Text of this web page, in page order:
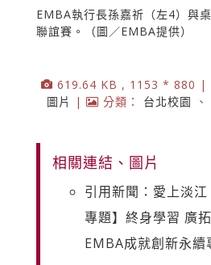
EMBA執行長孫嘉祈（左4）與
聯誼賽。（圖／EMBA提供）
619.64 KB , 1153 * 880 |
圖片
| 分類： 台北校園 、
相關連結、圖片
引用新聞：愛上淡
專題】終身學習 廣
EMBA成就創新永續